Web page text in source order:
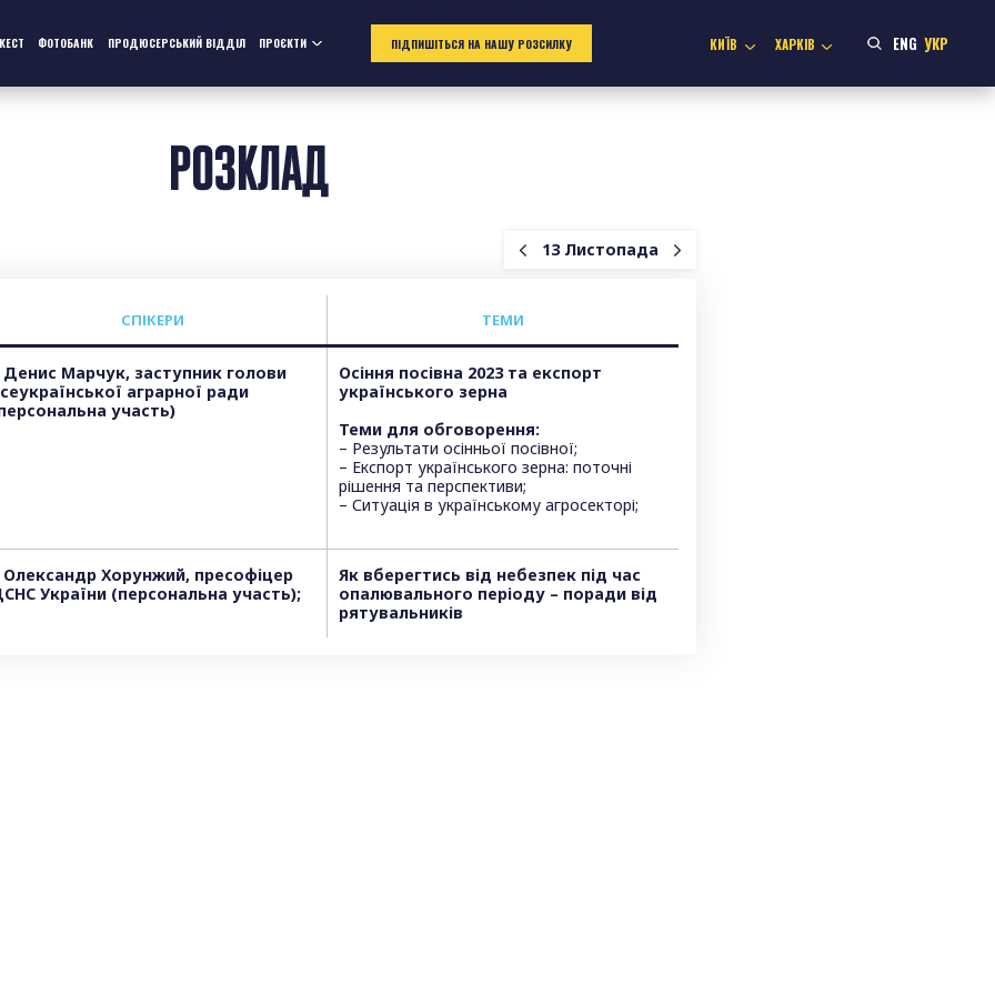
ФОТОБАНК ПРОДЮСЕРСЬКИЙ ВІДДІЛ ПРОЄКТИ ПІДПИШІТЬСЯ НА НАШУ РОЗСИЛКУ КИЇВ ХАРКІВ ENG УКР
РОЗКЛАД
13 Листопада
СПІКЕРИ TЕМИ
Денис Марчук, заступник голови
аграрної ради
участь)
Осіння посівна 2023 та експорт
українського зерна
Теми для обговорення:
– Результати осінньої посівної;
– Експорт українського зерна: поточні
рішення та перспективи;
– Ситуація в українському агросекторі;
Олександр Хорунжий, пресофіцер
України (персональна участь);
Як вберегтись від небезпек під час
опалювального періоду – поради від
рятувальників